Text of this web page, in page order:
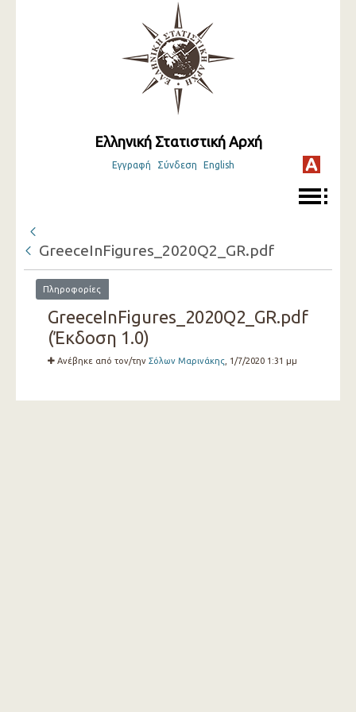
Ελληνική Στατιστική Αρχή
Εγγραφή Σύνδεση English
GreeceInFigures_2020Q2_GR.pdf
Πληροφορίες
GreeceInFigures_2020Q2_GR.pdf
(Έκδοση 1.0)
Ανέβηκε από τον/την Σόλων Μαρινάκης, 1/7/2020 1:31 μμ